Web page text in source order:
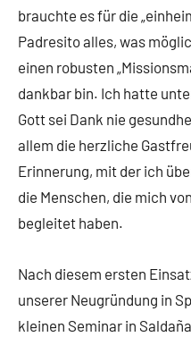
brauchte es für die
Padresito alles, was
einen robusten
dankbar bin. Ich hatte
Gott sei Dank nie
allem die herzliche
Erinnerung, mit der ich
die Menschen, die mich
begleitet haben.
Nach diesem ersten
unserer Neugründung in
kleinen Seminar in